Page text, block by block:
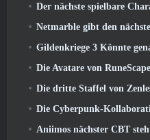
Der nächste spielbare Charakter von Overwatch
Netmarble gibt den nächsten
Gildenkriege 3 Könnte genau das
Die Avatare von RuneScape werden im größten
Die dritte Staffel von Zenless Zone Zero beginnt mit einer
Die Cyberpunk-Kollaboration von Wuthering Waves ist
Aniimos nächster CBT steht vor der